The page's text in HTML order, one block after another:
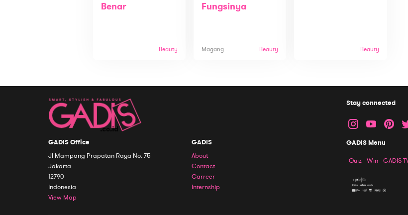
Benar
Beauty
Fungsinya
Magang Beauty Beauty
GADIS Office
Jl Mampang Prapatan Raya No. 75
Jakarta
12790
Indonesia
View Map
GADIS
About
Contact
Carreer
Internship
Stay connected
GADIS Menu
Quiz Win GADIS